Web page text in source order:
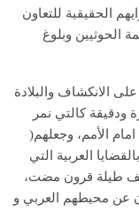
الحقيقية للتعاون
الحوثيين وبلوغ
الانكشاف والبلادة
كالتي نمر
الأمم، وجعلهم(
العربية التي
طيلة قرون مضت،
عن محيطهم العربي و